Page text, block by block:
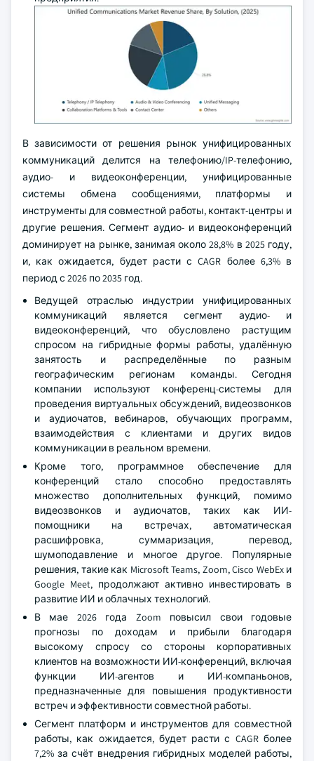
В зависимости от решения рынок унифицированных
коммуникаций делится на телефонию/IP-телефонию,
аудио- и видеоконференции, унифицированные
системы обмена сообщениями, платформы и
инструменты для совместной работы, контакт-центры и
другие решения. Сегмент аудио- и видеоконференций
доминирует на рынке, занимая около 28,8% в 2025 году,
и, как ожидается, будет расти с CAGR более 6,3% в
период с 2026 по 2035 год.
Ведущей отраслью индустрии унифицированных
коммуникаций является сегмент аудио- и
видеоконференций, что обусловлено растущим
спросом на гибридные формы работы, удалённую
занятость и распределённые по разным
географическим регионам команды. Сегодня
компании используют конференц-системы для
проведения виртуальных обсуждений, видеозвонков
и аудиочатов, вебинаров, обучающих программ,
взаимодействия с клиентами и других видов
коммуникации в реальном времени.
Кроме того, программное обеспечение для
конференций стало способно предоставлять
множество дополнительных функций, помимо
видеозвонков и аудиочатов, таких как ИИ-
помощники на встречах, автоматическая
расшифровка, суммаризация, перевод,
шумоподавление и многое другое. Популярные
решения, такие как Microsoft Teams, Zoom, Cisco WebEx и
Google Meet, продолжают активно инвестировать в
развитие ИИ и облачных технологий.
В мае 2026 года Zoom повысил свои годовые
прогнозы по доходам и прибыли благодаря
высокому спросу со стороны корпоративных
клиентов на возможности ИИ-конференций, включая
функции ИИ-агентов и ИИ-компаньонов,
предназначенные для повышения продуктивности
встреч и эффективности совместной работы.
Сегмент платформ и инструментов для совместной
работы, как ожидается, будет расти с CAGR более
7,2% за счёт внедрения гибридных моделей работы,